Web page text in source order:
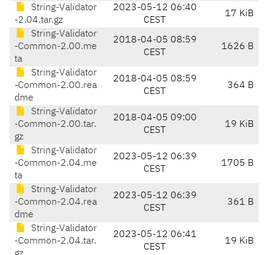
String-Validator
-2.04.tar.gz
2023-05-12 06:40
CEST
17 KiB
String-Validator
-Common-2.00.me
ta
2018-04-05 08:59
CEST
1626 B
String-Validator
-Common-2.00.rea
dme
2018-04-05 08:59
CEST
364 B
String-Validator
-Common-2.00.tar.
gz
2018-04-05 09:00
CEST
19 KiB
String-Validator
-Common-2.04.me
ta
2023-05-12 06:39
CEST
1705 B
String-Validator
-Common-2.04.rea
dme
2023-05-12 06:39
CEST
361 B
String-Validator
-Common-2.04.tar.
2023-05-12 06:41
CEST
19 KiB